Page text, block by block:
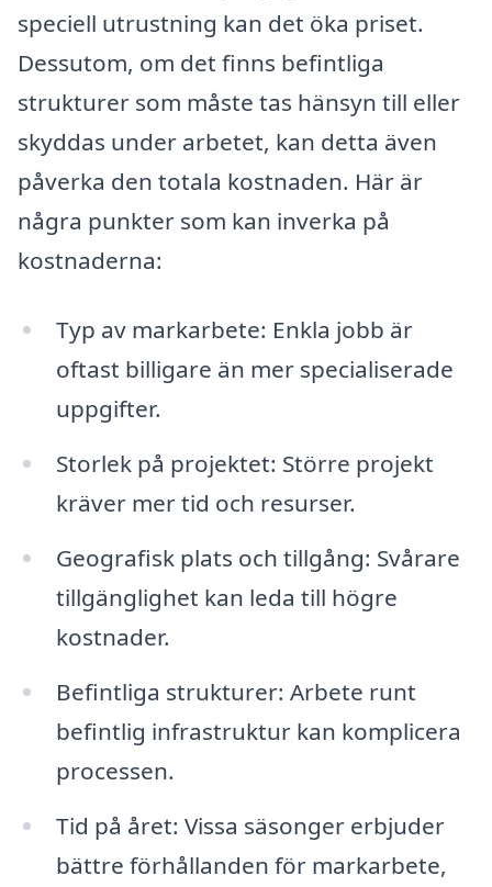
speciell utrustning kan det öka priset.
Dessutom, om det finns befintliga
strukturer som måste tas hänsyn till eller
skyddas under arbetet, kan detta även
påverka den totala kostnaden. Här är
några punkter som kan inverka på
kostnaderna:
Typ av markarbete: Enkla jobb är
oftast billigare än mer specialiserade
uppgifter.
Storlek på projektet: Större projekt
kräver mer tid och resurser.
Geografisk plats och tillgång: Svårare
tillgänglighet kan leda till högre
kostnader.
Befintliga strukturer: Arbete runt
befintlig infrastruktur kan komplicera
processen.
Tid på året: Vissa säsonger erbjuder
bättre förhållanden för markarbete,